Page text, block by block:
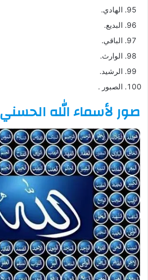
الهادي.
البديع.
الباقي.
الوارث.
الرشيد.
الصبور .
صور لأسماء الله الحسني